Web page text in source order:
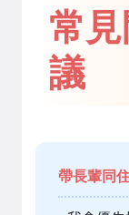
常
議
帶長輩同